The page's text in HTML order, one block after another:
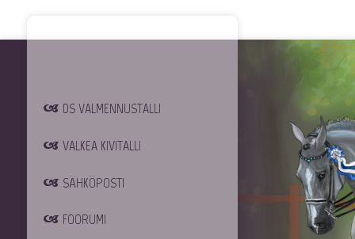
DS VALMENNUSTALLI
VALKEA KIVITALLI
SÄHKÖPOSTI
FOORUMI